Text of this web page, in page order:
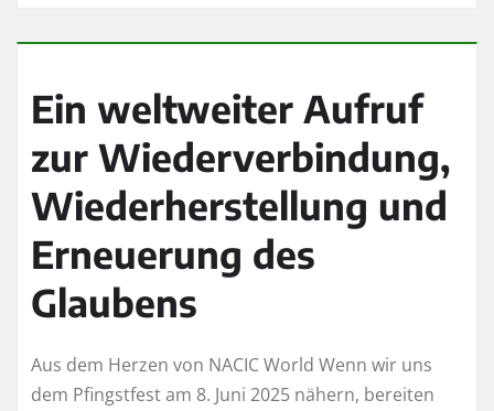
Ein weltweiter Aufruf
zur Wiederverbindung,
Wiederherstellung und
Erneuerung des
Glaubens
Aus dem Herzen von NACIC World Wenn wir uns
dem Pfingstfest am 8. Juni 2025 nähern, bereiten